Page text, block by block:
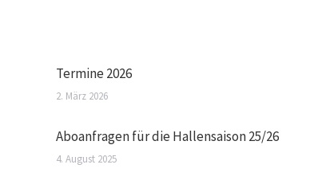
Termine 2026
2. März 2026
Aboanfragen für die Hallensaison 25/26
4. August 2025